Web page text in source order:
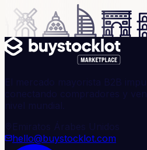
El mercado mayorista B2B
conectando compradores y
nivel mundial.
Emiratos Árabes Unidos
hello@buystocklot.com